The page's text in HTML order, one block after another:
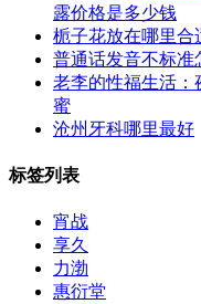
露价格是多少钱
栀子花放在哪里合
普通话发音不标准
老李的性福生活：
蜜
沧州牙科哪里最好
标签列表
宵战
享久
力渤
惠衍堂